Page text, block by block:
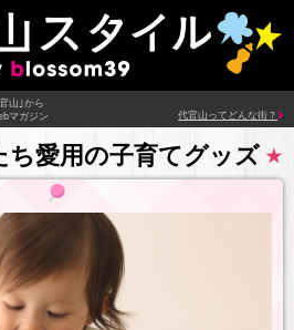
山｣から
マガジン
代官山ってどんな街？
ち愛用の子育てグッズ